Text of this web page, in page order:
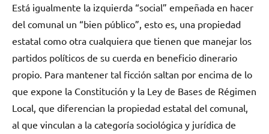
Está igualmente la izquierda “social” empeñada en hacer
del comunal un “bien público”, esto es, una propiedad
estatal como otra cualquiera que tienen que manejar los
partidos políticos de su cuerda en beneficio dinerario
propio. Para mantener tal ficción saltan por encima de lo
que expone la Constitución y la Ley de Bases de Régimen
Local, que diferencian la propiedad estatal del comunal,
al que vinculan a la categoría sociológica y jurídica de